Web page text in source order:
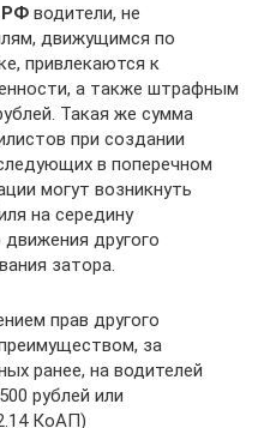
РФ водители, не
движущимся по
привлекаются к
а также штрафным
Такая же сумма
при создании
в поперечном
могут возникнуть
на середину
другого
затора.
прав другого
за
ранее, на водителей
рублей или
КоАП)